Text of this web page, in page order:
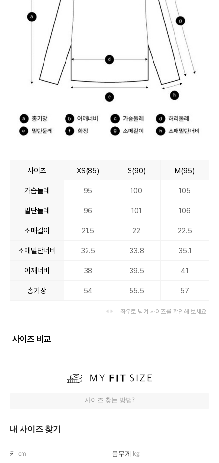
사이즈 XS(85) S(90) M(95)
가슴둘레 95 100 105
밑단둘레 96 101 106
소매길이 21.5 22 22.5
소매밑단너비 32.5 33.8 35.1
어깨너비 38 39.5 41
총기장 54 55.5 57
좌우로 넘겨 사이즈를 확인해 보세요
사이즈 비교